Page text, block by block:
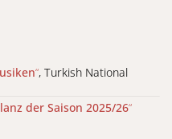
“, Turkish National
der Saison 2025/26“